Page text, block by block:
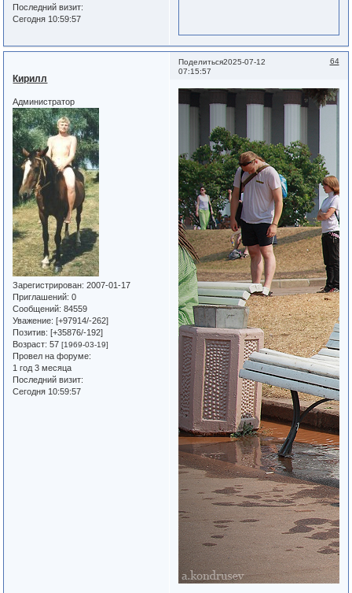
Последний визит:
Сегодня 10:59:57
Поделиться 64
2025-07-12
07:15:57
Кирилл
Администратор
Зарегистрирован: 2007-01-17
Приглашений: 0
Сообщений: 84559
Уважение: [+97914/-262]
Позитив: [+35876/-192]
Возраст: 57[1969-03-19]
Провел на форуме:
1 год 3 месяца
Последний визит:
Сегодня 10:59:57